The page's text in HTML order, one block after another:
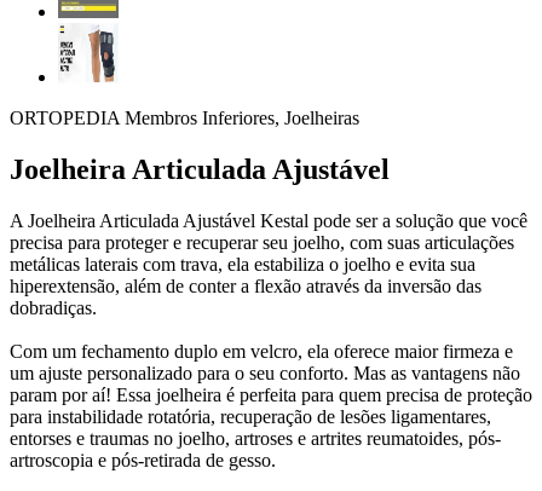
ORTOPEDIA Membros Inferiores, Joelheiras
Joelheira Articulada Ajustável
A Joelheira Articulada Ajustável Kestal pode ser a solução que você
precisa para proteger e recuperar seu joelho, com suas articulações
metálicas laterais com trava, ela estabiliza o joelho e evita sua
hiperextensão, além de conter a flexão através da inversão das
dobradiças.
Com um fechamento duplo em velcro, ela oferece maior firmeza e
um ajuste personalizado para o seu conforto. Mas as vantagens não
param por aí! Essa joelheira é perfeita para quem precisa de proteção
para instabilidade rotatória, recuperação de lesões ligamentares,
entorses e traumas no joelho, artroses e artrites reumatoides, pós-
artroscopia e pós-retirada de gesso.